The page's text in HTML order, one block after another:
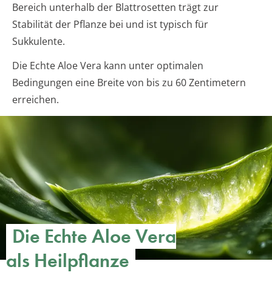
Bereich unterhalb der Blattrosetten trägt zur
Stabilität der Pflanze bei und ist typisch für
Sukkulente.
Die Echte Aloe Vera kann unter optimalen
Bedingungen eine Breite von bis zu 60 Zentimetern
erreichen.
Die Echte Aloe Vera
als Heilpflanze